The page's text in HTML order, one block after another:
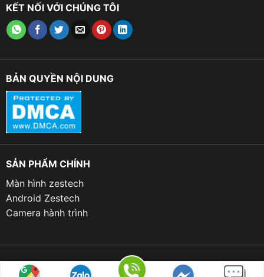
ô tô
KẾT NỐI VỚI CHÚNG TÔI
BẢN QUYỀN NỘI DUNG
SẢN PHẨM CHÍNH
Màn hình zestech
Android Zestech
Camera hành trình